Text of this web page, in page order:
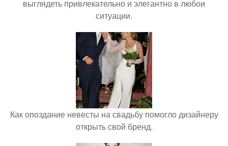
выглядеть привлекательно и элегантно в любои
ситуации.
Как опоздание невесты на свадьбу помогло дизайнеру
открыть свой бренд.